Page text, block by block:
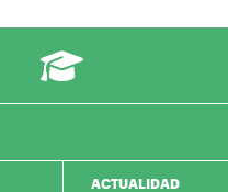
ACTUALIDAD